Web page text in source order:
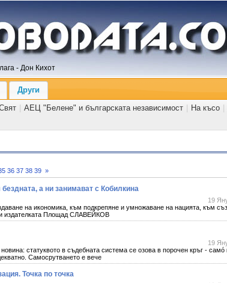
- Дон Кихот
Други
АЕЦ "Белене" и българската независимост На късо
36 37 38 39 »
а ни занимават с Кобилкина
19
на икономика, към подкрепяне и умножаване на нацията, към
издателката Площад СЛАВЕЙКОВ
19
статуквото в съдебната система се озова в порочен кръг - самó
Самосрутването е вече
Точка по точка